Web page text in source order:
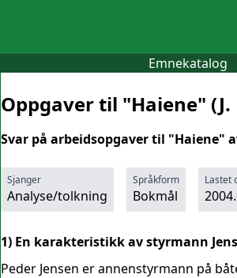
Emnekatalog
Oppgaver til "Haiene"
Svar på arbeidsopgaver til "Haiene"
Sjanger
Analyse/tolkning
Språkform
Bokmål
Lastet
1) En karakteristikk av styrmann
Peder Jensen er annenstyrmann på